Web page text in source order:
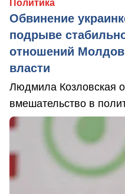
Политика
Обвинение
подрыве
отношений
власти
Людмила Козловская
вмешательство в